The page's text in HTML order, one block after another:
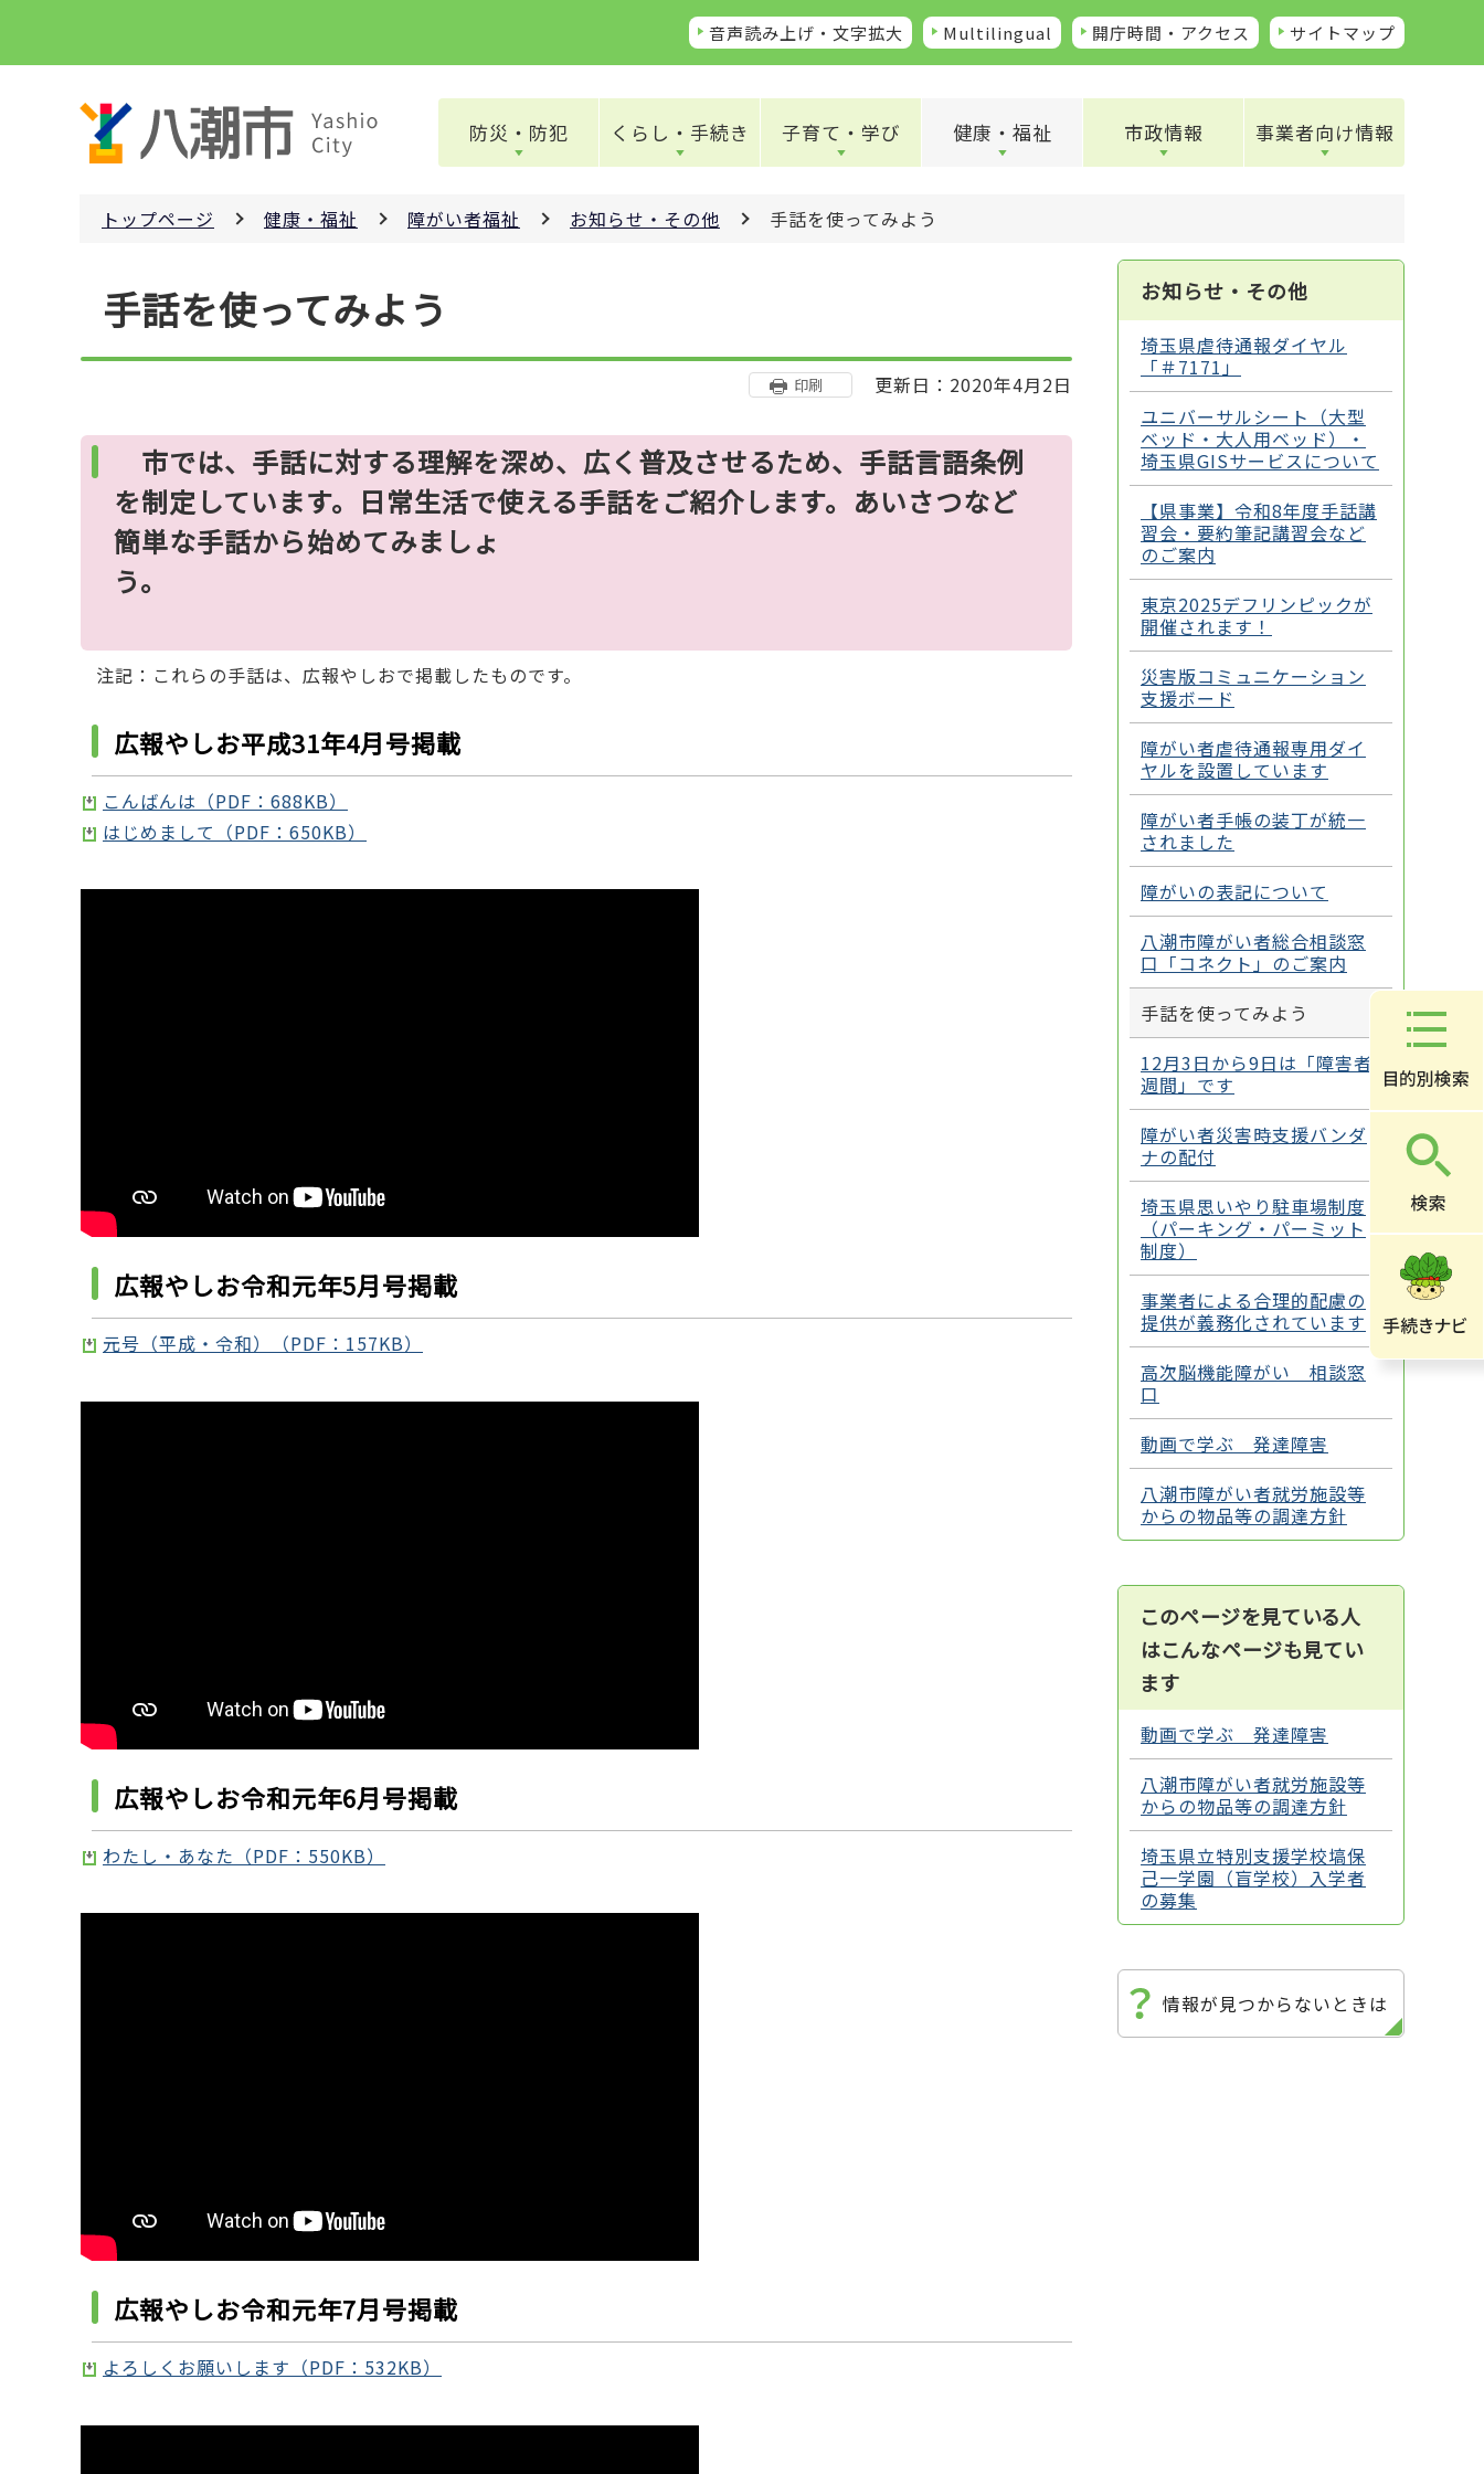
ペ
音声読み上げ・文字拡大 Multilingual 開庁時間・アクセス サイトマップ
防災・防犯 くらし・手続き 子育て・学び 健康・福祉 市政情報 事業者向け情報
トップページ 健康・福祉 障がい者福祉 お知らせ・その他 手話を使ってみよう
手話を使ってみよう
印刷 更新日：2020年4月2日
市では、手話に対する理解を深め、広く普及させるため、手話言語条例
を制定しています。日常生活で使える手話をご紹介します。あいさつなど
簡単な手話から始めてみましょ
う。
注記：これらの手話は、広報やしおで掲載したものです。
広報やしお平成31年4月号掲載
こんばんは（PDF：688KB）
はじめまして（PDF：650KB）
広報やしお令和元年5月号掲載
元号（平成・令和）（PDF：157KB）
広報やしお令和元年6月号掲載
わたし・あなた（PDF：550KB）
広報やしお令和元年7月号掲載
よろしくお願いします（PDF：532KB）
お知らせ・その他
埼玉県虐待通報ダイヤル
「＃7171」
ユニバーサルシート（大型
ベッド・大人用ベッド）・
埼玉県GISサービスについて
【県事業】令和8年度手話講
習会・要約筆記講習会など
のご案内
東京2025デフリンピックが
開催されます！
災害版コミュニケーション
支援ボード
障がい者虐待通報専用ダイ
ヤルを設置しています
障がい者手帳の装丁が統一
されました
障がいの表記について
八潮市障がい者総合相談窓
口「コネクト」のご案内
手話を使ってみよう
12月3日から9日は「障害者
週間」です
障がい者災害時支援バンダ
ナの配付
埼玉県思いやり駐車場制度
（パーキング・パーミット
制度）
事業者による合理的配慮の
提供が義務化されています
高次脳機能障がい 相談窓
口
動画で学ぶ 発達障害
八潮市障がい者就労施設等
からの物品等の調達方針
このページを見ている人
はこんなページも見てい
ます
動画で学ぶ 発達障害
八潮市障がい者就労施設等
からの物品等の調達方針
埼玉県立特別支援学校塙保
己一学園（盲学校）入学者
の募集
情報が見つからないときは